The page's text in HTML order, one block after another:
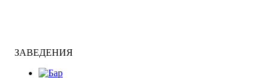
ЗАВЕДЕНИЯ